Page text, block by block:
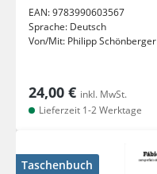
EAN:9783990603567
Sprache: Deutsch
Von/Mit: Philipp Schönberger
24,00 € inkl. MwSt.
Lieferzeit 1-2 Werktage
Taschenbuch